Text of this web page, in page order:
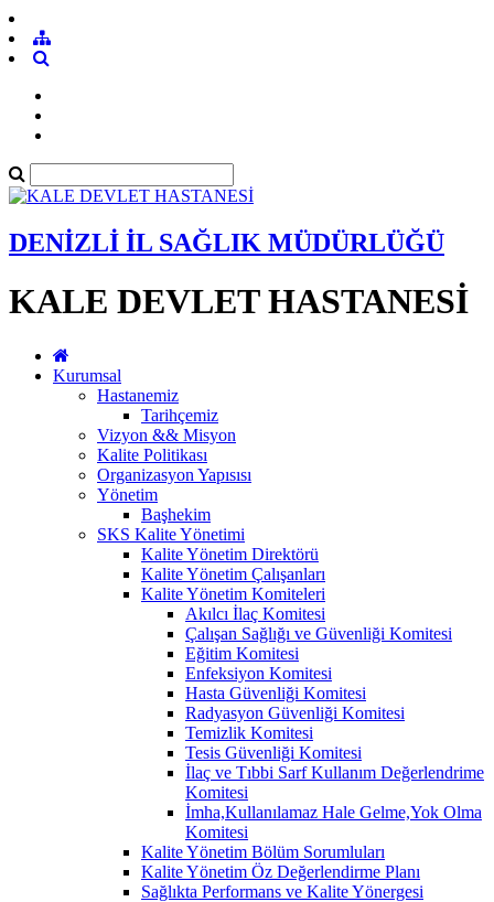
DENİZLİ İL SAĞLIK MÜDÜRLÜĞÜ
KALE DEVLET HASTANESİ
Kurumsal
Hastanemiz
Tarihçemiz
Vizyon && Misyon
Kalite Politikası
Organizasyon Yapısısı
Yönetim
Başhekim
SKS Kalite Yönetimi
Kalite Yönetim Direktörü
Kalite Yönetim Çalışanları
Kalite Yönetim Komiteleri
Akılcı İlaç Komitesi
Çalışan Sağlığı ve Güvenliği Komitesi
Eğitim Komitesi
Enfeksiyon Komitesi
Hasta Güvenliği Komitesi
Radyasyon Güvenliği Komitesi
Temizlik Komitesi
Tesis Güvenliği Komitesi
İlaç ve Tıbbi Sarf Kullanım Değerlendrime
Komitesi
İmha,Kullanılamaz Hale Gelme,Yok Olma
Komitesi
Kalite Yönetim Bölüm Sorumluları
Kalite Yönetim Öz Değerlendirme Planı
Sağlıkta Performans ve Kalite Yönergesi